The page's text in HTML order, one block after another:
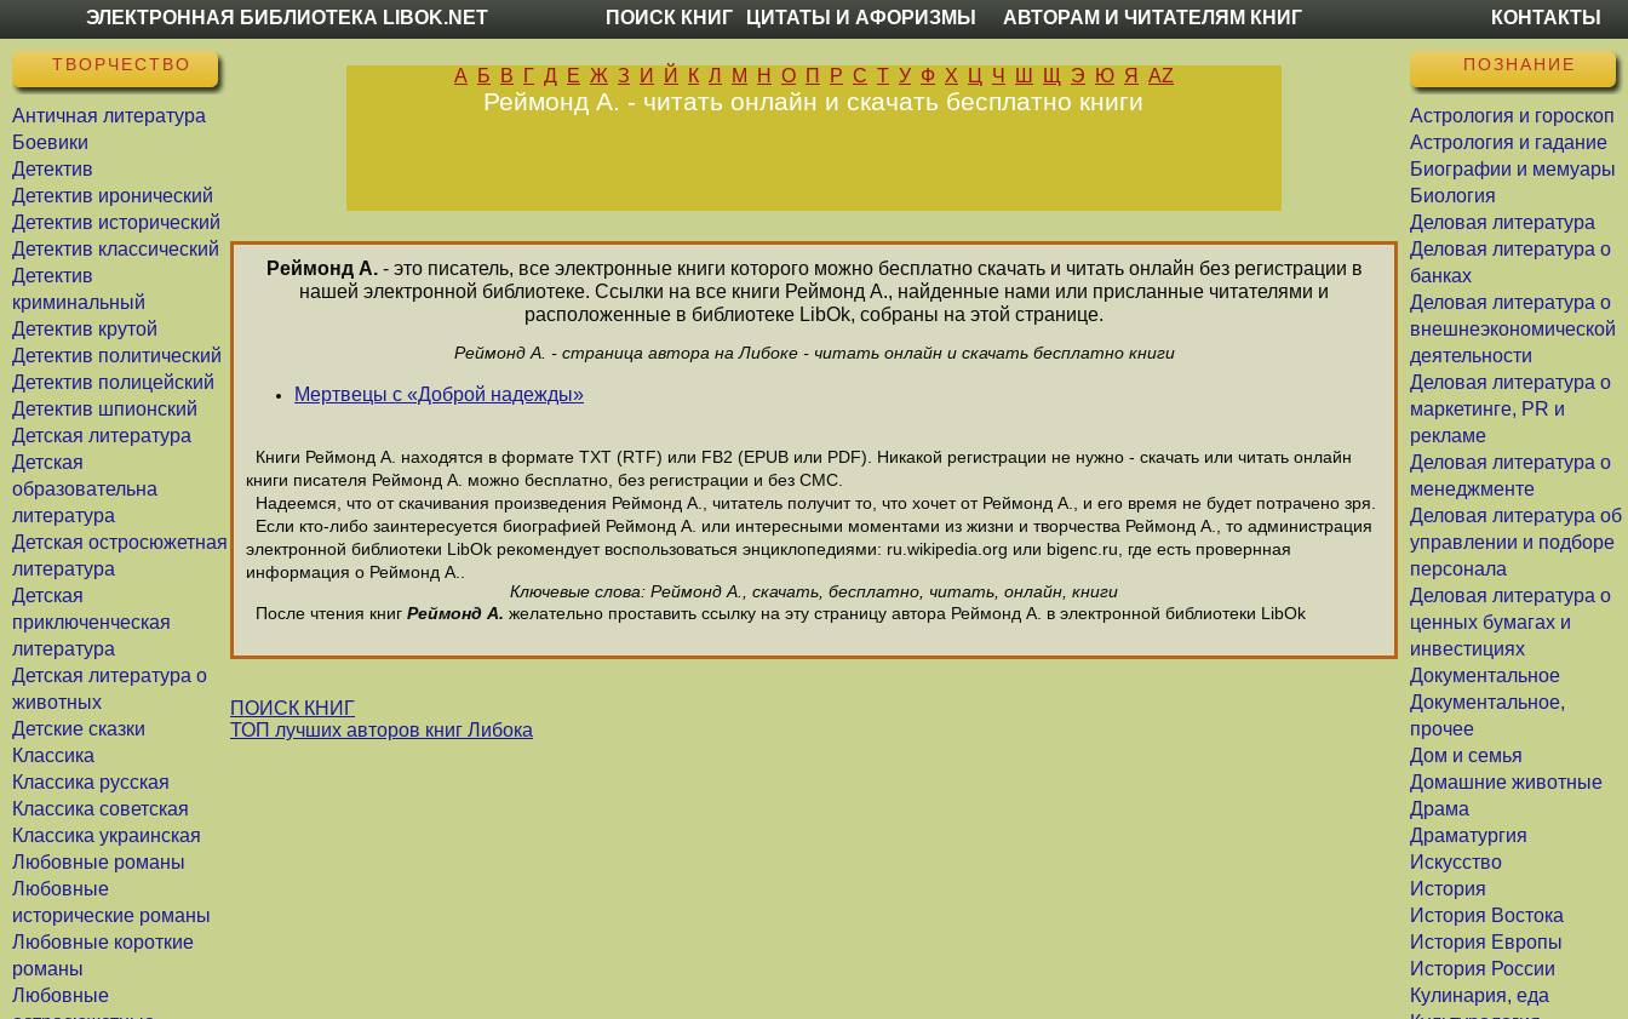
ЭЛЕКТРОННАЯ БИБЛИОТЕКА LIBOK.NET ПОИСК КНИГ ЦИТАТЫ И АФОРИЗМЫ АВТОРАМ И ЧИТАТЕЛЯМ КНИГ КОНТАКТЫ
ТВОРЧЕСТВО
Античная литература
Боевики
Детектив
Детектив иронический
Детектив исторический
Детектив классический
Детектив
криминальный
Детектив крутой
Детектив политический
Детектив полицейский
Детектив шпионский
Детская литература
Детская
образовательна
литература
Детская остросюжетная
литература
Детская
приключенческая
литература
Детская литература о
животных
Детские сказки
Классика
Классика русская
Классика советская
Классика украинская
Любовные романы
Любовные
исторические романы
Любовные короткие
романы
Любовные
ПОЗНАНИЕ
Астрология и гороскоп
Астрология и гадание
Биографии и мемуары
Биология
Деловая литература
Деловая литература о
банках
Деловая литература о
внешнеэкономической
деятельности
Деловая литература о
маркетинге, PR и
рекламе
Деловая литература о
менеджменте
Деловая литература об
управлении и подборе
персонала
Деловая литература о
ценных бумагах и
инвестициях
Документальное
Документальное,
прочее
Дом и семья
Домашние животные
Драма
Драматургия
Искусство
История
История Востока
История Европы
История России
Кулинария, еда
А Б В Г Д Е Ж З И Й К Л М Н О П Р С Т У Ф Х Ц Ч Ш Щ Э Ю Я AZ
Реймонд А. - читать онлайн и скачать бесплатно книги
Реймонд А.- это писатель, все электронные книги которого можно бесплатно скачать и читать онлайн без регистрации в
нашей электронной библиотеке. Ссылки на все книги Реймонд А., найденные нами или присланные читателями и
расположенные в библиотеке LibOk, собраны на этой странице.
Реймонд А. - страница автора на Либоке - читать онлайн и скачать бесплатно книги
Мертвецы с «Доброй надежды»
Книги Реймонд А. находятся в формате ТХТ (RTF) или FB2 (EPUB или PDF). Никакой регистрации не нужно - скачать или читать онлайн
книги писателя Реймонд А. можно бесплатно, без регистрации и без СМС.
Надеемся, что от скачивания произведения Реймонд А., читатель получит то, что хочет от Реймонд А., и его время не будет потрачено зря.
Если кто-либо заинтересуется биографией Реймонд А. или интересными моментами из жизни и творчества Реймонд А., то администрация
электронной библиотеки LibOk рекомендует воспользоваться энциклопедиями: ru.wikipedia.org или bigenc.ru, где есть провернная
информация о Реймонд А..
Ключевые слова: Реймонд А., скачать, бесплатно, читать, онлайн, книги
После чтения книг Реймонд А. желательно проставить ссылку на эту страницу автора Реймонд А. в электронной библиотеки LibOk
ПОИСК КНИГ
ТОП лучших авторов книг Либока